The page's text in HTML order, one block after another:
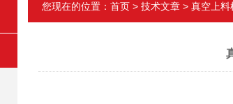
您现在的位置： 首页 > 技术文章 > 真空上料